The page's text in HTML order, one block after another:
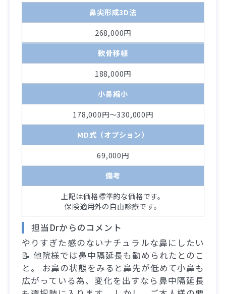
鼻尖形成3D法
268,000円
軟骨移植
188,000円
小鼻縮小
178,000円～330,000円
MD式（オプション）
69,000円
備考
上記は価格標準的な価格です。
保険適用外の自由診療です。
担当Drからのコメント
やりすぎた感のないナチュラルな鼻にしたい
📝 他院様では鼻中隔延長も勧められたとのこ
と。 お鼻の状態をみると鼻先が低めて小鼻も
広がっている為、変化を出すなら鼻中隔延長